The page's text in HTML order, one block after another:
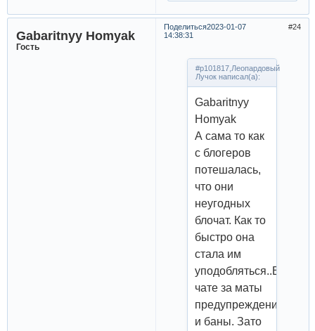
Поделиться 24
2023-01-07
14:38:31
Gabaritnyy Homyak
Гость
#p101817,Леопардовый
Лучок написал(а):
Gabaritnyy
Homyak
А сама то как
с блогеров
потешалась,
что они
неугодных
блочат. Как то
быстро она
стала им
уподобляться..В
чате за маты
предупреждения
и баны. Зато